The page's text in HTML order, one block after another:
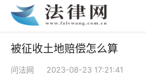
被征收土地赔偿怎么算
问法网 2023-08-23 17:21:41